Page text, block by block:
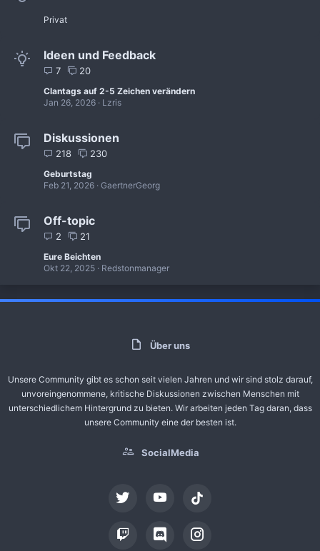
Privat
Ideen und Feedback
7 20
Clantags auf 2-5 Zeichen verändern
Jan 26, 2026
Lzris
Diskussionen
218 230
Geburtstag
Feb 21, 2026 GaertnerGeorg
Off-topic
2 21
Eure Beichten
Okt 22, 2025
Redstonmanager
Über uns
Unsere Community gibt es schon seit vielen Jahren und wir sind stolz darauf,
unvoreingenommene, kritische Diskussionen zwischen Menschen mit
unterschiedlichem Hintergrund zu bieten. Wir arbeiten jeden Tag daran, dass
unsere Community eine der besten ist.
SocialMedia
tiktok